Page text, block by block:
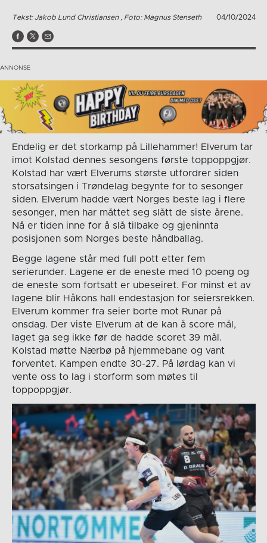
Tekst: Jakob Lund Christiansen , Foto: Magnus Stenseth 04/10/2024
Endelig er det storkamp på Lillehammer! Elverum tar
imot Kolstad dennes sesongens første toppoppgjør.
Kolstad har vært Elverums største utfordrer siden
storsatsingen i Trøndelag begynte for to sesonger
siden. Elverum hadde vært Norges beste lag i flere
sesonger, men har måttet seg slått de siste årene.
Nå er tiden inne for å slå tilbake og gjeninnta
posisjonen som Norges beste håndballag.
Begge lagene står med full pott etter fem
serierunder. Lagene er de eneste med 10 poeng og
de eneste som fortsatt er ubeseiret. For minst et av
lagene blir Håkons hall endestasjon for seiersrekken.
Elverum kommer fra seier borte mot Runar på
onsdag. Der viste Elverum at de kan å score mål,
laget ga seg ikke før de hadde scoret 39 mål.
Kolstad møtte Nærbø på hjemmebane og vant
forventet. Kampen endte 30-27. På lørdag kan vi
vente oss to lag i storform som møtes til
toppoppgjør.